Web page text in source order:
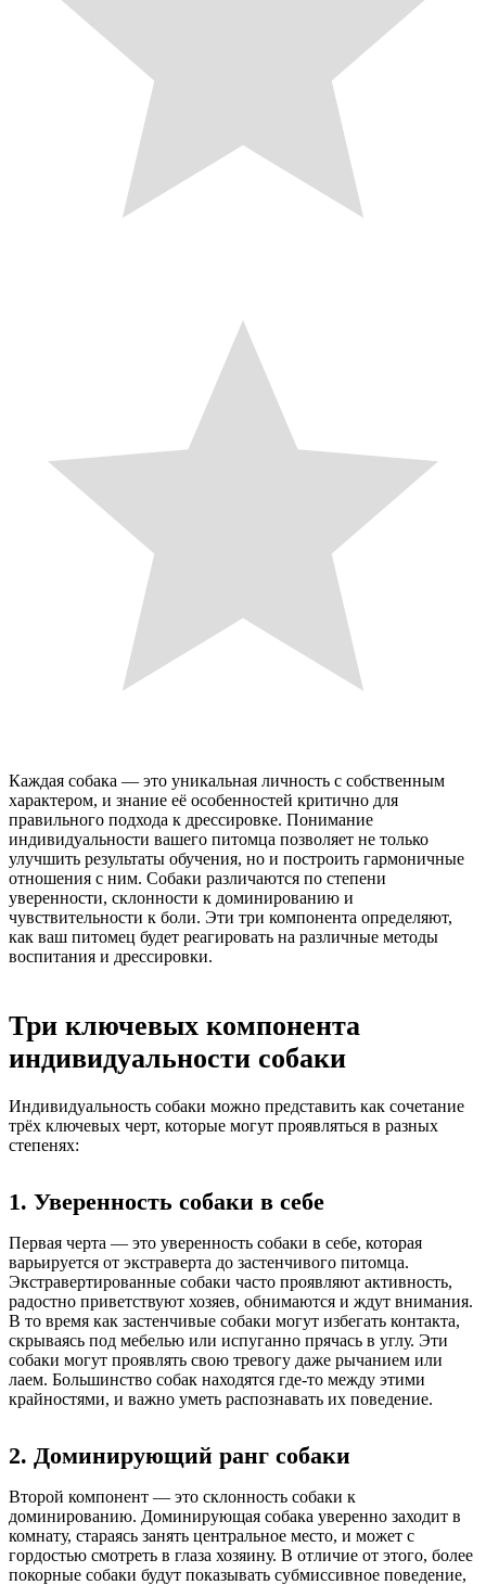
Каждая собака — это уникальная личность с собственным
характером, и знание её особенностей критично для
правильного подхода к дрессировке. Понимание
индивидуальности вашего питомца позволяет не только
улучшить результаты обучения, но и построить гармоничные
отношения с ним. Собаки различаются по степени
уверенности, склонности к доминированию и
чувствительности к боли. Эти три компонента определяют,
как ваш питомец будет реагировать на различные методы
воспитания и дрессировки.
Три ключевых компонента
индивидуальности собаки
Индивидуальность собаки можно представить как сочетание
трёх ключевых черт, которые могут проявляться в разных
степенях:
1. Уверенность собаки в себе
Первая черта — это уверенность собаки в себе, которая
варьируется от экстраверта до застенчивого питомца.
Экстравертированные собаки часто проявляют активность,
радостно приветствуют хозяев, обнимаются и ждут внимания.
В то время как застенчивые собаки могут избегать контакта,
скрываясь под мебелью или испуганно прячась в углу. Эти
собаки могут проявлять свою тревогу даже рычанием или
лаем. Большинство собак находятся где-то между этими
крайностями, и важно уметь распознавать их поведение.
2. Доминирующий ранг собаки
Второй компонент — это склонность собаки к
доминированию. Доминирующая собака уверенно заходит в
комнату, стараясь занять центральное место, и может с
гордостью смотреть в глаза хозяину. В отличие от этого, более
покорные собаки будут показывать субмиссивное поведение,